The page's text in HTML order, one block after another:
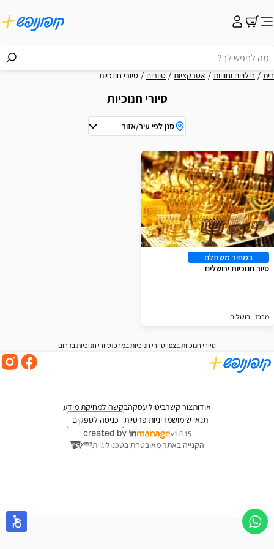
בית בילויים וחוויות אטרקציות סיורים סיורי חנוכיות
סיורי חנוכיות
סנן לפי עיר/אזור
תוצאות
במחיר משתלם
סיור חנוכיות ירושלים
מרכז, ירושלים
סיורי חנוכיות בצפוןסיורי חנוכיות במרכזסיורי חנוכיות בדרום
אודותצור קשרביטול עסקהבקשה למחיקת מידע
תנאי שימושמדיניות פרטיות כניסה לספקים
v1.0.15
הקנייה באתר מאובטחת בטכנולוגיית